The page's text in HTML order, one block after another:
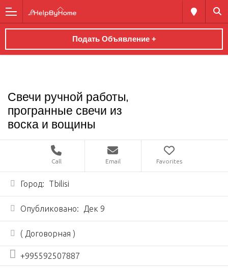
Подать Объявление +
Свечи ручной работы,
програнные свечи из
воска и вощины
Call Email Favorites
Город: Tbilisi
Опубликовано: Дек 9
( Договорная )
+995592507887